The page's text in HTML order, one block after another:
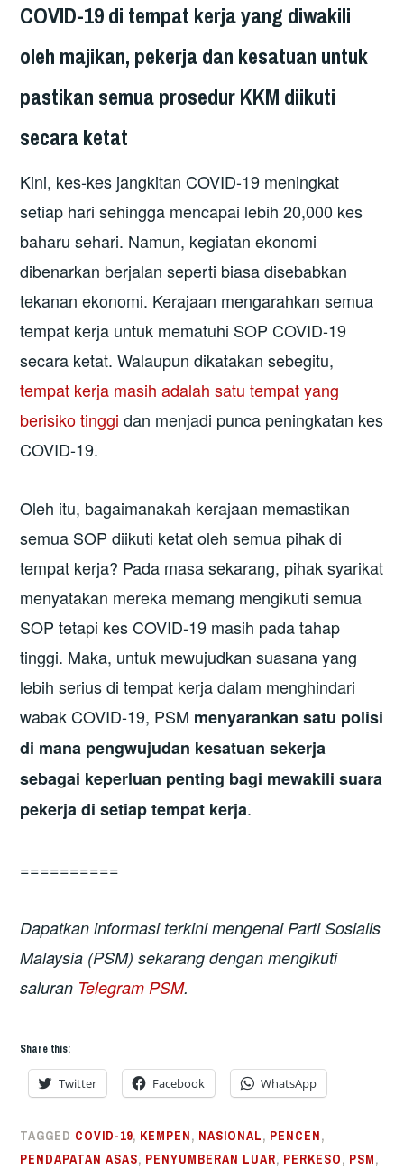
COVID-19 di tempat kerja yang diwakili
oleh majikan, pekerja dan kesatuan untuk
pastikan semua prosedur KKM diikuti
secara ketat
Kini, kes-kes jangkitan COVID-19 meningkat
setiap hari sehingga mencapai lebih 20,000 kes
baharu sehari. Namun, kegiatan ekonomi
dibenarkan berjalan seperti biasa disebabkan
tekanan ekonomi. Kerajaan mengarahkan semua
tempat kerja untuk mematuhi SOP COVID-19
secara ketat. Walaupun dikatakan sebegitu,
tempat kerja masih adalah satu tempat yang
berisiko tinggi dan menjadi punca peningkatan kes
COVID-19.
Oleh itu, bagaimanakah kerajaan memastikan
semua SOP diikuti ketat oleh semua pihak di
tempat kerja? Pada masa sekarang, pihak syarikat
menyatakan mereka memang mengikuti semua
SOP tetapi kes COVID-19 masih pada tahap
tinggi. Maka, untuk mewujudkan suasana yang
lebih serius di tempat kerja dalam menghindari
wabak COVID-19, PSM menyarankan satu polisi
di mana pengwujudan kesatuan sekerja
sebagai keperluan penting bagi mewakili suara
pekerja di setiap tempat kerja.
==========
Dapatkan informasi terkini mengenai Parti Sosialis
Malaysia (PSM) sekarang dengan mengikuti
saluran Telegram PSM.
Share this:
Twitter Facebook WhatsApp
TAGGED COVID-19, KEMPEN, NASIONAL, PENCEN,
PENDAPATAN ASAS, PENYUMBERAN LUAR, PERKESO, PSM,